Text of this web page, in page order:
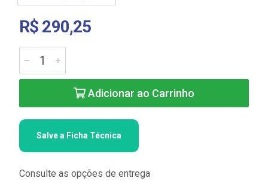
R$ 290,25
Adicionar ao Carrinho
Salve a Ficha Técnica
Consulte as opções de entrega